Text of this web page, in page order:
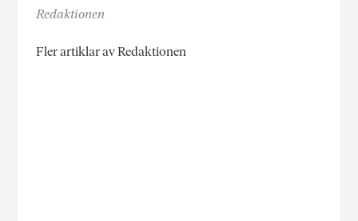
Redaktionen
Fler artiklar av Redaktionen